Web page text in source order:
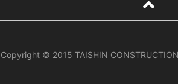
Copyright © 2015 TAISHIN